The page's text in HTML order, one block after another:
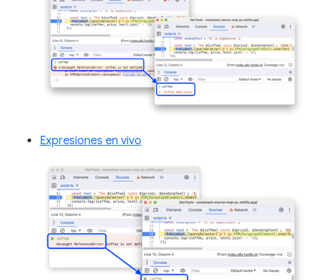
Expresiones en vivo